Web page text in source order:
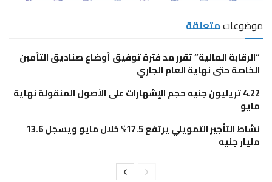
موضوعاتمتعلقة
“الرقابة المالية” تقرر مد فترة توفيق أوضاع صناديق التأمين
الخاصة حتى نهاية العام الجاري
4.22 تريليون جنيه حجم الإشهارات على الأصول المنقولة نهاية
مايو
نشاط التأجير التمويلي يرتفع 17.5% خلال مايو ويسجل 13.6
مليار جنيه